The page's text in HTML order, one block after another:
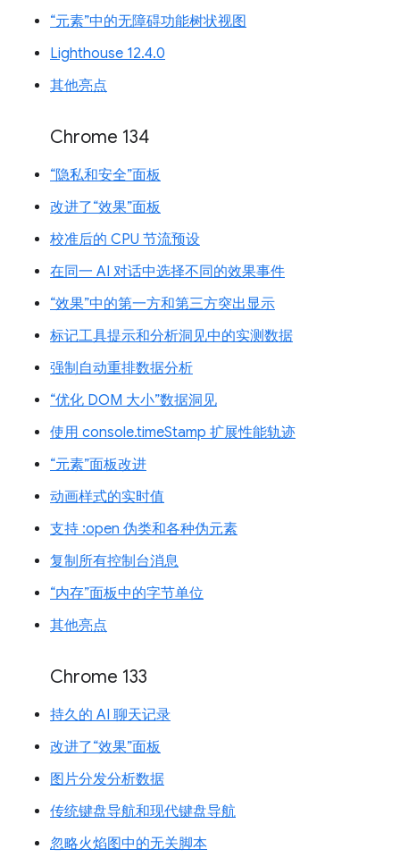
“元素”中的无障碍功能树状视图
Lighthouse 12.4.0
其他亮点
Chrome 134
“隐私和安全”面板
改进了“效果”面板
校准后的 CPU 节流预设
在同一 AI 对话中选择不同的效果事件
“效果”中的第一方和第三方突出显示
标记工具提示和分析洞见中的实测数据
强制自动重排数据分析
“优化 DOM 大小”数据洞见
使用 console.timeStamp 扩展性能轨迹
“元素”面板改进
动画样式的实时值
支持 :open 伪类和各种伪元素
复制所有控制台消息
“内存”面板中的字节单位
其他亮点
Chrome 133
持久的 AI 聊天记录
改进了“效果”面板
图片分发分析数据
传统键盘导航和现代键盘导航
忽略火焰图中的无关脚本